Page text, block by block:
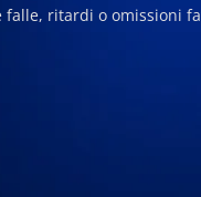
ritardi o omissioni